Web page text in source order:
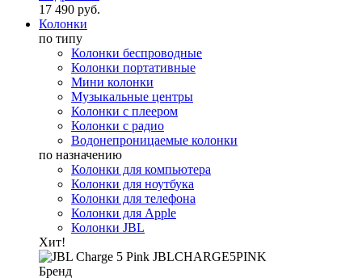
17 490 руб.
Колонки
по типу
Колонки беспроводные
Колонки портативные
Мини колонки
Музыкальные центры
Колонки с плеером
Колонки с радио
Водонепроницаемые колонки
по назначению
Колонки для компьютера
Колонки для ноутбука
Колонки для телефона
Колонки для Apple
Колонки JBL
Хит!
Бренд